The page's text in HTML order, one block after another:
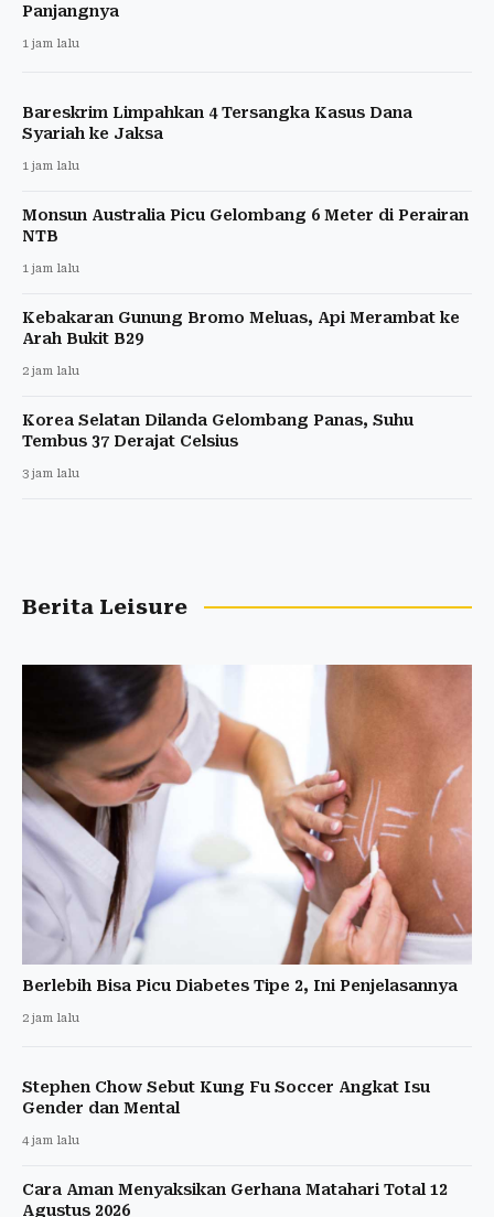
Panjangnya
1 jam lalu
Bareskrim Limpahkan 4 Tersangka Kasus Dana
Syariah ke Jaksa
1 jam lalu
Monsun Australia Picu Gelombang 6 Meter di Perairan
NTB
1 jam lalu
Kebakaran Gunung Bromo Meluas, Api Merambat ke
Arah Bukit B29
2 jam lalu
Korea Selatan Dilanda Gelombang Panas, Suhu
Tembus 37 Derajat Celsius
3 jam lalu
Berita Leisure
Berlebih Bisa Picu Diabetes Tipe 2, Ini Penjelasannya
2 jam lalu
Stephen Chow Sebut Kung Fu Soccer Angkat Isu
Gender dan Mental
4 jam lalu
Cara Aman Menyaksikan Gerhana Matahari Total 12
Agustus 2026